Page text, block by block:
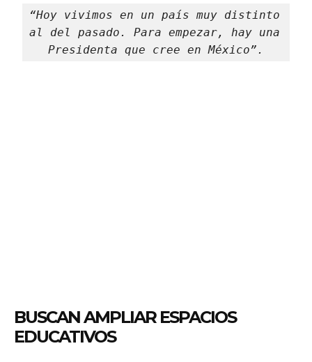
“Hoy vivimos en un país muy distinto
al del pasado. Para empezar, hay una
Presidenta que cree en México”.
BUSCAN AMPLIAR ESPACIOS
EDUCATIVOS